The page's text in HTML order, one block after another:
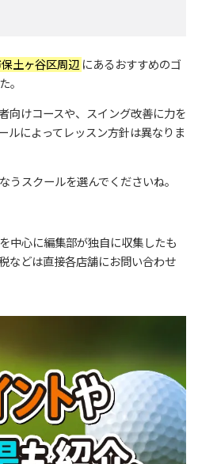
土ヶ谷区周辺 にあるおすすめのゴ
。
向けコースや、スイング改善に力を
ルによってレッスン方針は異なりま
うスクールを選んでくださいね。
中心に編集部が独自に収集したも
などは直接各店舗にお問い合わせ